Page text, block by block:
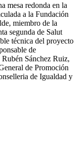
mesa redonda en la
a la Fundación
miembro de la
segunda de Salut
técnica del proyecto
de
Sánchez Ruiz,
de Promoción
de Igualdad y